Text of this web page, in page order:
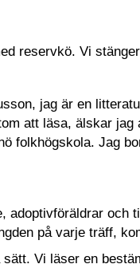
reservkö. Vi
jag är en
att läsa, älskar
folkhögskola. Jag
adoptivföräldrar och
på varje träff,
Vi läser en